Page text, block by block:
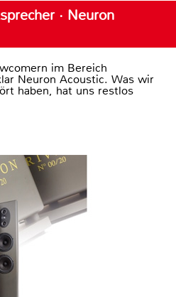
· Neuron
im Bereich
Neuron Acoustic. Was wir
haben, hat uns restlos